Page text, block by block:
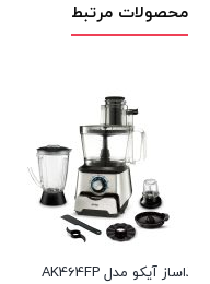
محصولات مرتبط
غذاساز آیکو مدلAK463FP